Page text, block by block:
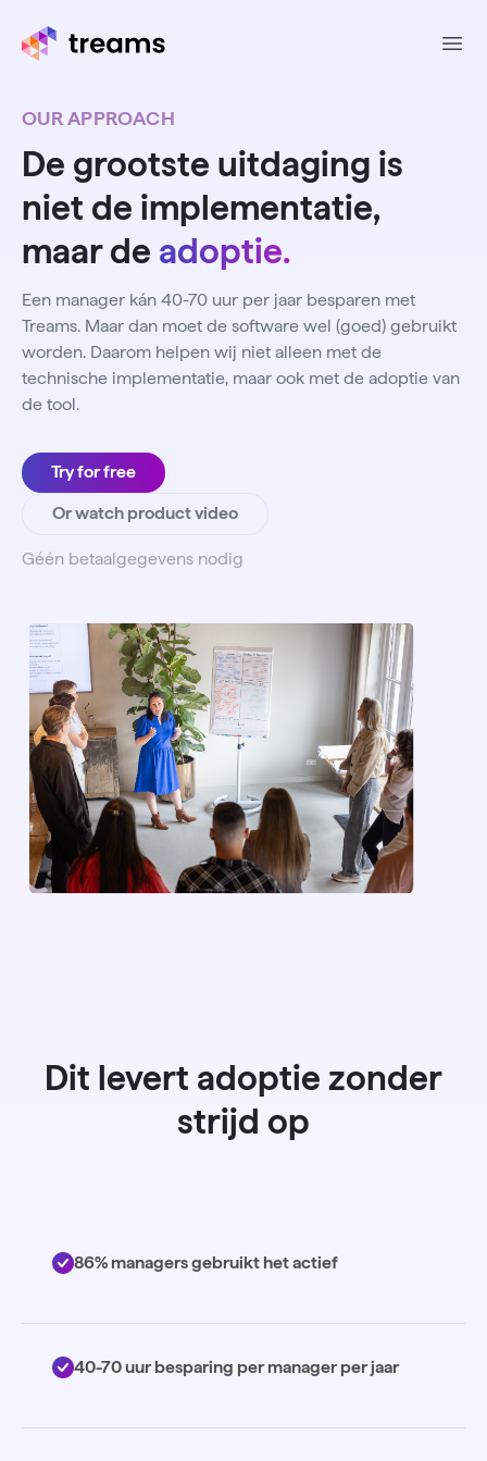
OUR APPROACH
De grootste uitdaging is
niet de implementatie,
maar de adoptie.
Een manager kán 40-70 uur per jaar besparen met
Treams. Maar dan moet de software wel (goed) gebruikt
worden. Daarom helpen wij niet alleen met de
technische implementatie, maar ook met de adoptie van
de tool.
Try for free
Or watch product video
Géén betaalgegevens nodig
Dit levert adoptie zonder
strijd op
86% managers gebruikt het actief
40-70 uur besparing per manager per jaar